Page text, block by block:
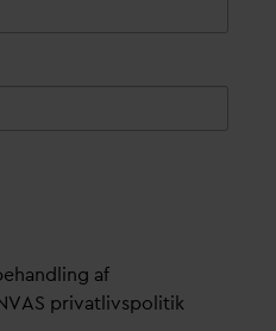
af
privatlivspolitik